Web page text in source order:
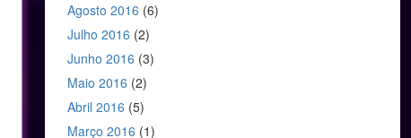
Agosto 2016 (6)
Julho 2016 (2)
Junho 2016 (3)
Maio 2016 (2)
Abril 2016 (5)
Março 2016 (1)